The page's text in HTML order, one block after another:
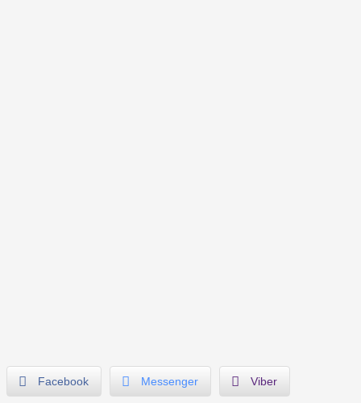
Facebook Messenger Viber